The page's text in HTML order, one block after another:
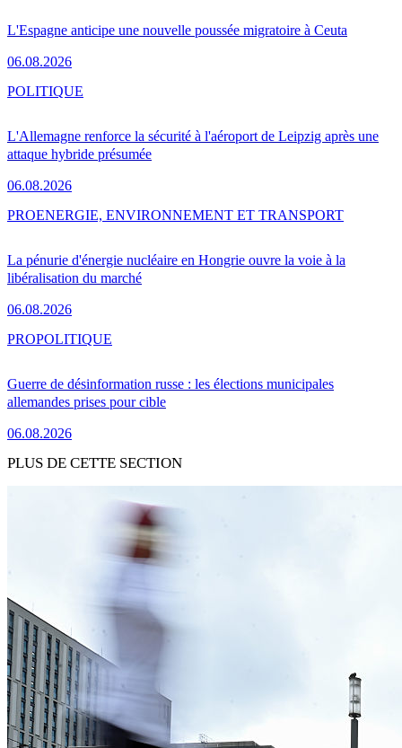
L'Espagne anticipe une nouvelle poussée migratoire à Ceuta
06.08.2026
L'Allemagne renforce la sécurité à l'aéroport de Leipzig après une
attaque hybride présumée
06.08.2026
POLITIQUE
La pénurie d'énergie nucléaire en Hongrie ouvre la voie à la
libéralisation du marché
06.08.2026
PROENERGIE, ENVIRONNEMENT ET TRANSPORT
Guerre de désinformation russe : les élections municipales
allemandes prises pour cible
06.08.2026
PROPOLITIQUE
PLUS DE CETTE SECTION